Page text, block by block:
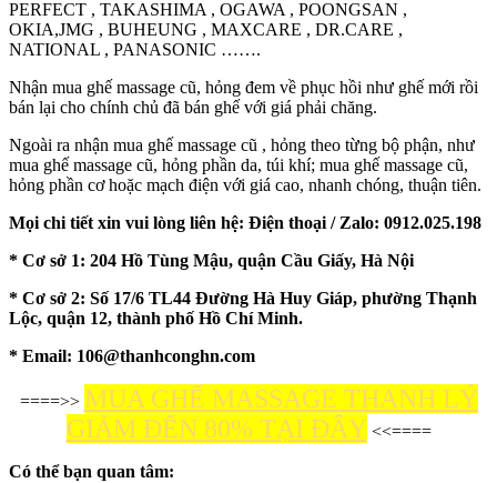
PERFECT , TAKASHIMA , OGAWA , POONGSAN ,
OKIA,JMG , BUHEUNG , MAXCARE , DR.CARE ,
NATIONAL , PANASONIC …….
Nhận mua ghế massage cũ, hỏng đem về phục hồi như ghế mới rồi
bán lại cho chính chủ đã bán ghế với giá phải chăng.
Ngoài ra nhận mua ghế massage cũ , hỏng theo từng bộ phận, như
mua ghế massage cũ, hỏng phần da, túi khí; mua ghế massage cũ,
hỏng phần cơ hoặc mạch điện với giá cao, nhanh chóng, thuận tiên.
Mọi chi tiết xin vui lòng liên hệ: Điện thoại / Zalo: 0912.025.198
* Cơ sở 1: 204 Hồ Tùng Mậu, quận Cầu Giấy, Hà Nội
* Cơ sở 2: Số 17/6 TL44 Đường Hà Huy Giáp, phường Thạnh
Lộc, quận 12, thành phố Hồ Chí Minh.
* Email: 106@thanhconghn.com
====>> MUA GHẾ MASSAGE THANH LÝ
GIẢM ĐẾN 80% TẠI ĐÂY <<====
Có thể bạn quan tâm: